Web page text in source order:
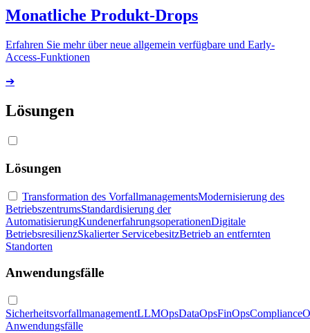
Monatliche Produkt-Drops
Erfahren Sie mehr über neue allgemein verfügbare und Early-
Access-Funktionen
➔
Lösungen
Lösungen
Transformation des VorfallmanagementsModernisierung des
BetriebszentrumsStandardisierung der
AutomatisierungKundenerfahrungsoperationenDigitale
BetriebsresilienzSkalierter ServicebesitzBetrieb an entfernten
Standorten
Anwendungsfälle
SicherheitsvorfallmanagementLLMOpsDataOpsFinOps
Anwendungsfälle